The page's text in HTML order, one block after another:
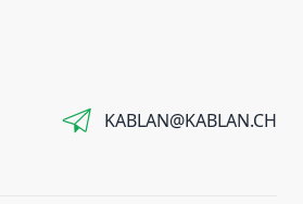
KABLAN@KABLAN.CH